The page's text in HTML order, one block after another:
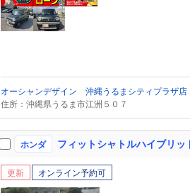
オーシャンデザイン 沖縄うるまシティプラザ店
住所：沖縄県うるま市江洲５０７
ホンダ
更新 オンライン予約可